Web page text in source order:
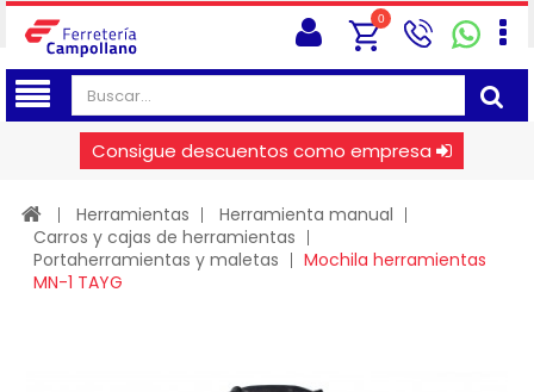
0
Consigue descuentos como empresa
Herramientas
Herramienta manual
Carros y cajas de herramientas
Portaherramientas y maletas
Mochila herramientas
MN-1 TAYG